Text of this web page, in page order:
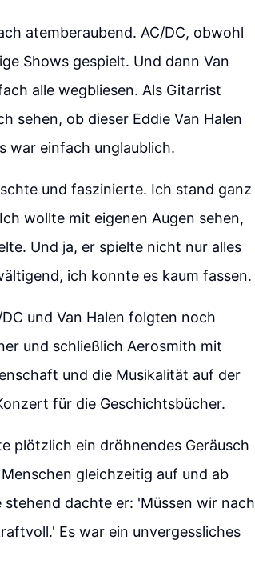
atemberaubend. AC/DC, obwohl
Shows gespielt. Und dann Van
alle wegbliesen. Als Gitarrist
sehen, ob dieser Eddie Van Halen
war einfach unglaublich.
und faszinierte. Ich stand ganz
wollte mit eigenen Augen sehen,
Und ja, er spielte nicht nur alles
ich konnte es kaum fassen.
und Van Halen folgten noch
und schließlich Aerosmith mit
und die Musikalität auf der
für die Geschichtsbücher.
plötzlich ein dröhnendes Geräusch
gleichzeitig auf und ab
dachte er: 'Müssen wir nach
Es war ein unvergessliches